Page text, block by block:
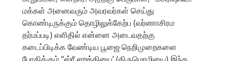
மக்கள் அனைவரும் அவரவர்கள் செய்து
கொண்டிருக்கும் தொழிலுக்கேற்ப (வர்ணாசிரம
தர்மப்படி) எளிதில் என்னை அடைவதற்கு
கடைப்பிடிக்க வேண்டிய பூஜை நெறிமுறைகளை